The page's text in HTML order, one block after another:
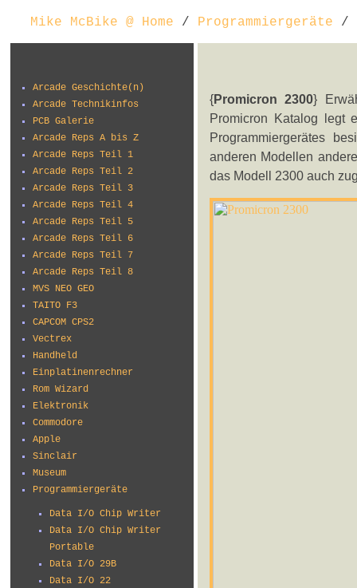
Mike McBike @ Home / Programmiergeräte /
Arcade Geschichte(n)
Arcade Technikinfos
PCB Galerie
Arcade Reps A bis Z
Arcade Reps Teil 1
Arcade Reps Teil 2
Arcade Reps Teil 3
Arcade Reps Teil 4
Arcade Reps Teil 5
Arcade Reps Teil 6
Arcade Reps Teil 7
Arcade Reps Teil 8
MVS NEO GEO
TAITO F3
CAPCOM CPS2
Vectrex
Handheld
Einplatinenrechner
Rom Wizard
Elektronik
Commodore
Apple
Sinclair
Museum
Programmiergeräte
Data I/O Chip Writer
Data I/O Chip Writer
Portable
Data I/O 29B
Data I/O 22
{Promicron 2300}
Promicron Katalog legt
Programmiergerätes
anderen Modellen
das Modell 2300 auch